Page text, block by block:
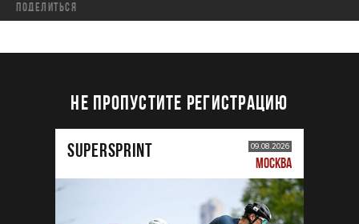
Поделиться
НЕ ПРОПУСТИТЕ РЕГИСТРАЦИЮ
SUPERSPRINT 09.08.2026
МОСКВА